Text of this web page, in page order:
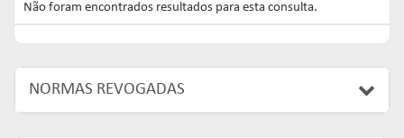
Não foram encontrados resultados para esta consulta.
NORMAS REVOGADAS